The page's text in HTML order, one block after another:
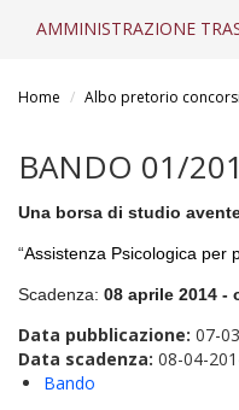
AMMINISTRAZIONE
Home Albo pretorio concorsi
BANDO 01/
Una borsa di studio
“Assistenza Psicologica per
Scadenza: 08 aprile 2014 -
Data pubblicazione: 07-
Data scadenza: 08-04-
Bando